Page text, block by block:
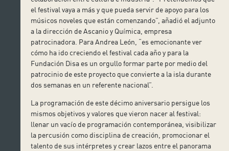
el festival vaya a más y que pueda servir de apoyo para los
músicos noveles que están comenzando”, añadió el adjunto
a la dirección de Ascanio y Química, empresa
patrocinadora. Para Andrea León, “es emocionante ver
cómo ha ido creciendo el festival cada año y para la
Fundación Disa es un orgullo formar parte por medio del
patrocinio de este proyecto que convierte a la isla durante
dos semanas en un referente nacional”.
La programación de este décimo aniversario persigue los
mismos objetivos y valores que vieron nacer al festival:
llenar un vacío de programación contemporánea, visibilizar
la percusión como disciplina de creación, promocionar el
talento de sus intérpretes y crear lazos entre el panorama